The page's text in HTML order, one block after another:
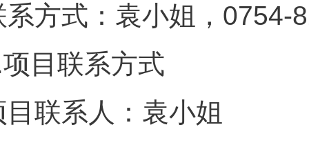
系方式：袁小姐，0754-
项目联系方式
目联系人：袁小姐